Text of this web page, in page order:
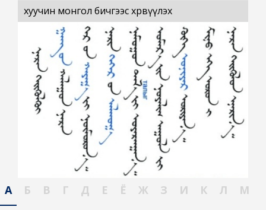
хуучин монгол бичгээс хөрвүүлэх
А Б В Г Д Е Ё Ж З И К Л
М